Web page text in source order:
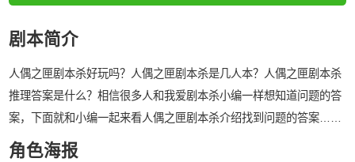
剧本简介
人偶之匣剧本杀好玩吗？人偶之匣剧本杀是几人本？人偶之匣剧本杀
推理答案是什么？相信很多人和我爱剧本杀小编一样想知道问题的答
案，下面就和小编一起来看人偶之匣剧本杀介绍找到问题的答案……
角色海报